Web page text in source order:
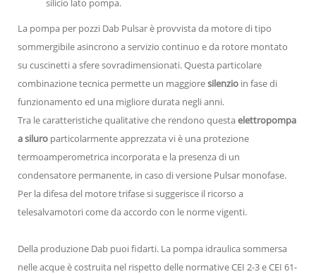
silicio lato pompa.
La pompa per pozzi Dab Pulsar è provvista da motore di tipo
sommergibile asincrono a servizio continuo e da rotore montato
su cuscinetti a sfere sovradimensionati. Questa particolare
combinazione tecnica permette un maggioresilenzio in fase di
funzionamento ed una migliore durata negli anni.
Tra le caratteristiche qualitative che rendono questaelettropompa
a siluro particolarmente apprezzata vi è una protezione
termoamperometrica incorporata e la presenza di un
condensatore permanente, in caso di versione Pulsar monofase.
Per la difesa del motore trifase si suggerisce il ricorso a
telesalvamotori come da accordo con le norme vigenti.
Della produzione Dab puoi fidarti. La pompa idraulica sommersa
nelle acque è costruita nel rispetto delle normative CEI 2-3 e CEI 61-